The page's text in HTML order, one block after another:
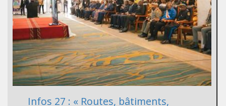
Infos 27 : « Routes, bâtiments,